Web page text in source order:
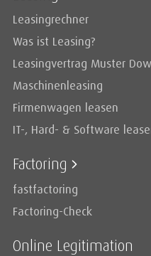
Leasingrechner
Was ist Leasing?
Leasingvertrag Muster
Maschinenleasing
Firmenwagen leasen
IT-, Hard- & Software
Factoring
fastfactoring
Factoring-Check
Online Legitimation